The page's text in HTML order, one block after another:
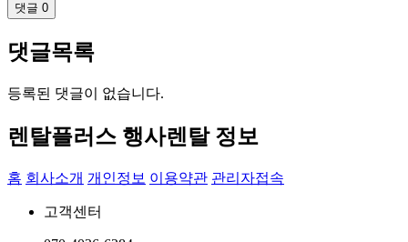
댓글 0
댓글목록
등록된 댓글이 없습니다.
렌탈플러스 행사렌탈 정보
홈 회사소개 개인정보 이용약관 관리자접속
고객센터